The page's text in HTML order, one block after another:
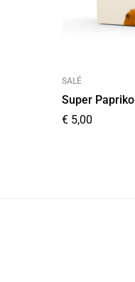
SALÉ
Super Papriko
€ 5,00